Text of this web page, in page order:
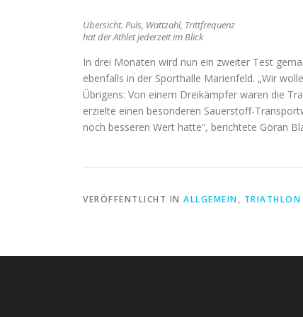
Übersicht. Puls, Wattzahl, Trittfrequenz
hat der Athlet jederzeit im Blick
In drei Monaten wird nun ein zweiter Test
ebenfalls in der Sporthalle Marienfeld. „Wir
Übrigens: Von einem Dreikämpfer waren die
erzielte einen besonderen Sauerstoff-
noch besseren Wert hatte“, berichtete Göran
VERÖFFENTLICHT IN ALLGEMEIN, TRIATHLON